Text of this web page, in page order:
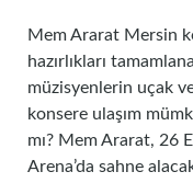
Mem Ararat Mersin
hazırlıkları
müzisyenlerin uçak
konsere ulaşım
mı? Mem Ararat, 26
Arena’da sahne